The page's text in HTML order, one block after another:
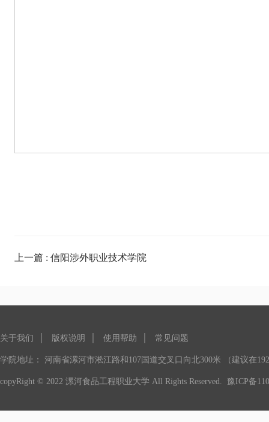
上一篇 : 信阳涉外职业技术学院
关于我们 版权说明 使用帮助 常见问题
学院地址： 河南省漯河市淞江路和107国道交叉口向北300米 （建议在
copyRight © 2022 漯河食品工程职业大学 All Rights Reserved. 豫ICP备